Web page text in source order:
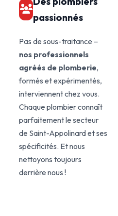
passionnés
Pas de sous-traitance –
nos professionnels
agréés de plomberie,
formés et expérimentés,
interviennent chez vous.
Chaque plombier connaît
parfaitement le secteur
de Saint-Appolinard et ses
spécificités. Et nous
nettoyons toujours
derrière nous !